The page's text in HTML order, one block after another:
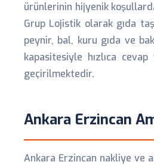
ürünlerinin hijyenik
Grup Lojistik olarak gıda
peynir, bal, kuru gıda ve
kapasitesiyle hızlıca
geçirilmektedir.
Ankara Erzincan
Ankara Erzincan nakliye ve